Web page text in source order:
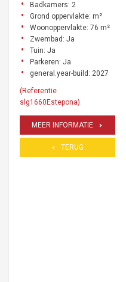
Badkamers: 2
Grond oppervlakte: m²
Woonoppervlakte: 76 m²
Zwembad: Ja
Tuin: Ja
Parkeren: Ja
general.year-build: 2027
(Referentie
slg1660Estepona)
MEER INFORMATIE
TERUG